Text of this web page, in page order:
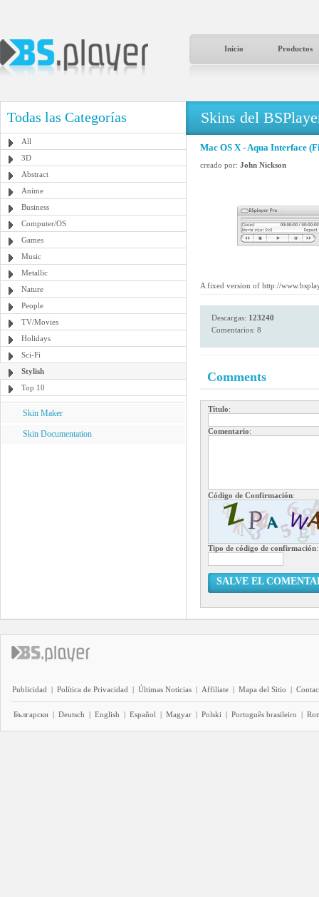
Inicio Productos
Todas las Categorías
All
3D
Abstract
Anime
Business
Computer/OS
Games
Music
Metallic
Nature
People
TV/Movies
Holidays
Sci-Fi
Stylish
Top 10
Skin Maker
Skin Documentation
Skins del
Mac OS X - Aqua Interface
creado por: John Nickson
A fixed version of http://
Descargas: 123240
Comentarios: 8
Comments
Título:
Comentario:
Código de Confirmación:
Tipo de código de confirmación:
SALVE EL
Publicidad | Política de Privacidad | Últimas Noticias | Affiliate | Mapa del Sitio |
Български | Deutsch | English | Español | Magyar | Polski | Português brasileiro |